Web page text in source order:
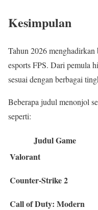
Kesimpulan
Tahun 2026
esports FPS. Dari pemula
sesuai dengan berbagai
Beberapa judul menonjol
seperti:
Judul Game
Valorant
Counter-Strike 2
Call of Duty: Modern